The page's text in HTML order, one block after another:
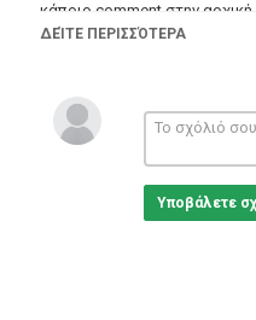
κάποιο comment στην αρχική
http://bit.ly/2d0z7dM
Greek Films
ΔΕΊΤΕ ΠΕΡΙΣΣΌΤΕΡΑ
Υποβάλετε